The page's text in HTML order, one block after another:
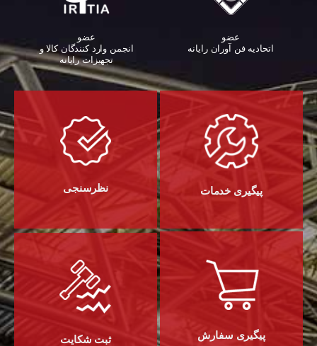
عضو
اتحادیه فن آوران رایانه
عضو
انجمن وارد کنندگان کالا و
تجهیزات رایانه‌
پیگیری خدمات نظرسنجی
پیگیری سفارش ثبت شکایت